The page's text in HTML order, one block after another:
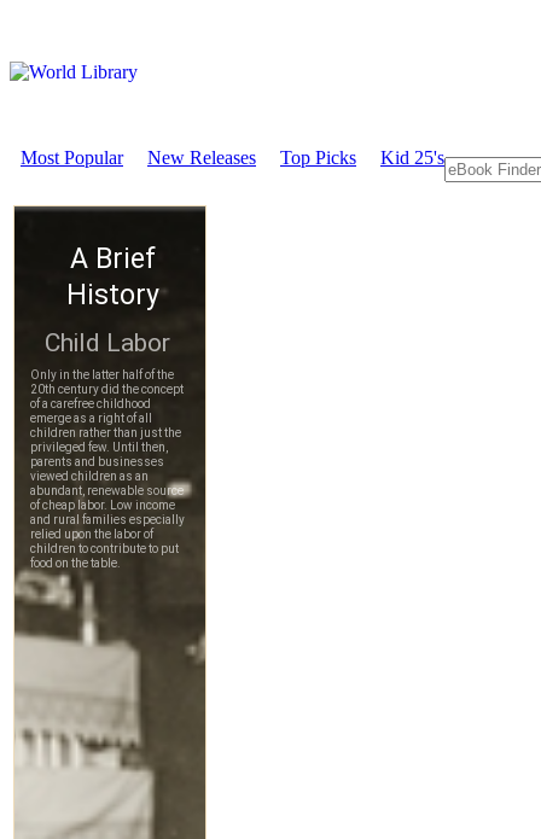
Most Popular New Releases Top Picks Kid 25's